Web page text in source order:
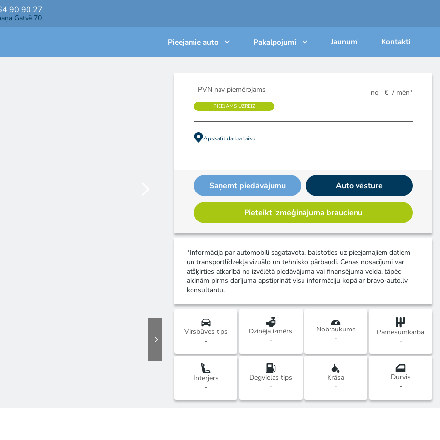
90 90 27
Gatvē 70
Pieejamie auto Pakalpojumi Jaunumi Kontakti
PVN nav piemērojams no € / mēn*
PIEEJAMS UZREIZ
Apskatīt darba laiku
Saņemt piedāvājumu Auto vēsture
Pieteikt izmēģinājuma braucienu
*Informācija par automobili sagatavota, balstoties uz pieejamajiem datiem
un transportlīdzekļa vizuālo un tehnisko pārbaudi. Cenas nosacījumi var
atšķirties atkarībā no izvēlētā piedāvājuma vai finansējuma veida, tāpēc
aicinām pirms darījuma apstiprināt visu informāciju kopā ar bravo-auto.lv
konsultantu.
Virsbūves tips
-
Dzinēja izmērs
-
Nobraukums
-
Pārnesumkārba
-
Interjers
-
Degvielas tips
-
Krāsa
-
Durvis
-